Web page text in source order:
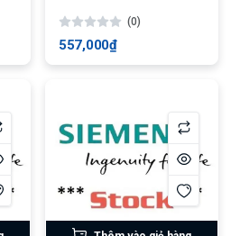
(0)
557,000₫